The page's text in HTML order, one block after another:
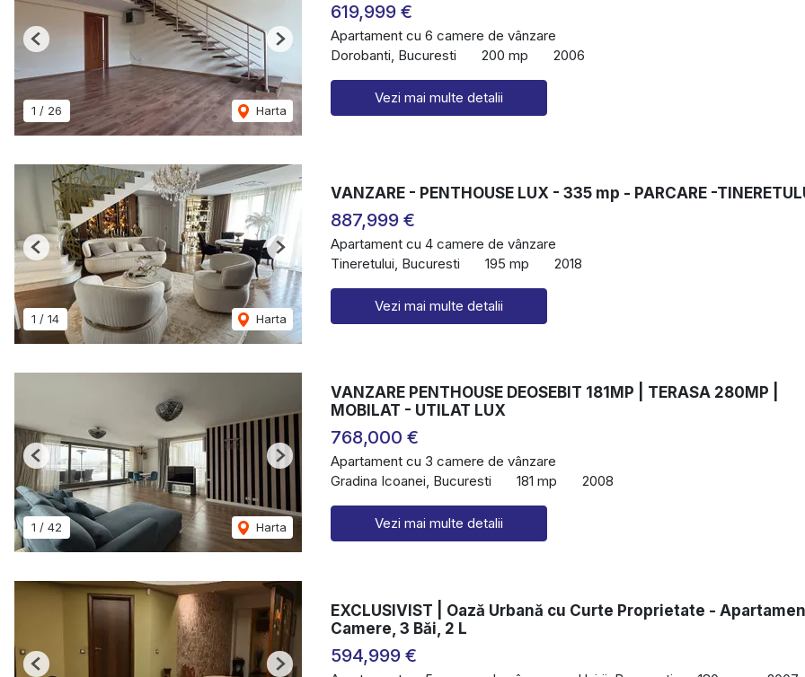
1 / 26 Harta
Previous Next
619,999 €
Apartament cu 6 camere de vânzare
Dorobanti, Bucuresti
200 mp 2006
Vezi mai multe detalii
1 / 14 Harta
Previous Next
VANZARE - PENTHOUSE LUX - 335 mp - PARCARE -
887,999 €
Apartament cu 4 camere de vânzare
Tineretului, Bucuresti
195 mp 2018
Vezi mai multe detalii
1 / 42 Harta
Previous Next
VANZARE PENTHOUSE DEOSEBIT 181MP | TERASA 280MP |
MOBILAT - UTILAT LUX
768,000 €
Apartament cu 3 camere de vânzare
Gradina Icoanei, Bucuresti
181 mp 2008
Vezi mai multe detalii
Previous Next
EXCLUSIVIST | Oază Urbană cu Curte Proprietate -
Camere, 3 Băi, 2 L
594,999 €